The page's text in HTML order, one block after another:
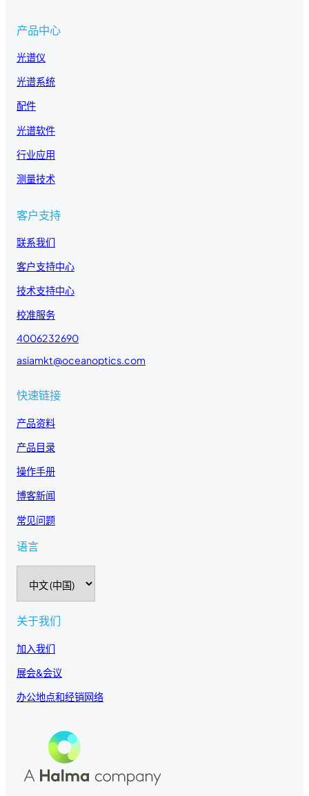
产品中心
光谱仪
光谱系统
配件
光谱软件
行业应用
测量技术
客户支持
联系我们
客户支持中心
技术支持中心
校准服务
4006232690
asiamkt@oceanoptics.com
快速链接
产品资料
产品目录
操作手册
博客新闻
常见问题
语言
语
言
关于我们
加入我们
展会&会议
办公地点和经销网络